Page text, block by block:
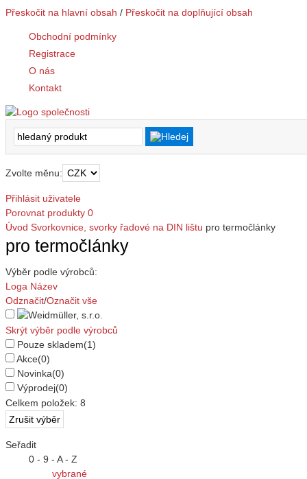
Přeskočit na hlavní obsah / Přeskočit na doplňující obsah
Obchodní podmínky
Registrace
O nás
Kontakt
Zvolte měnu:
Přihlásit uživatele
Porovnat produkty 0
Úvod Svorkovnice, svorky řadové na DIN lištu pro termočlánky
pro termočlánky
Výběr podle výrobců:
Loga Název
Odznačit/Označit vše
Skrýt výběr podle výrobců
Pouze skladem(1)
Akce(0)
Novinka(0)
Výprodej(0)
Celkem položek: 8
Seřadit
0 - 9 - A - Z
vybrané